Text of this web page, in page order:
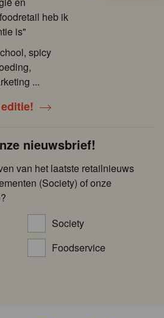
heb ik
is"
spicy
...
nieuwsbrief!
van het laatste retailnieuws
(Society) of onze
Society
Foodservice